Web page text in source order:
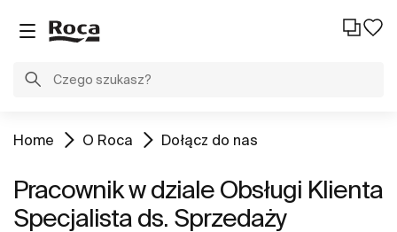
Home O Roca Dołącz do nas
Pracownik w dziale Obsługi Klienta
Specjalista ds. Sprzedaży